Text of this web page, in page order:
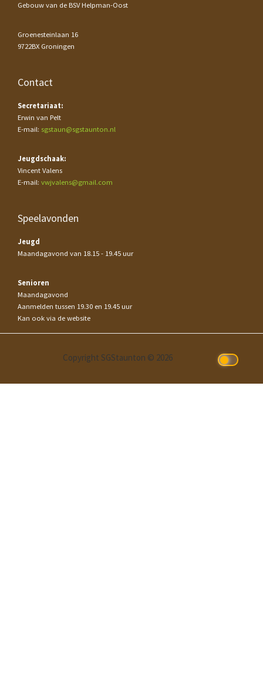
Gebouw van de BSV Helpman-Oost
Groenesteinlaan 16
9722BX Groningen
Contact
Secretariaat:
Erwin van Pelt
E-mail: sgstaun@sgstaunton.nl
Jeugdschaak:
Vincent Valens
E-mail: vwjvalens@gmail.com
Speelavonden
Jeugd
Maandagavond van 18.15 - 19.45 uur
Senioren
Maandagavond
Aanmelden tussen 19.30 en 19.45 uur
Kan ook via de website
Copyright SGStaunton © 2026